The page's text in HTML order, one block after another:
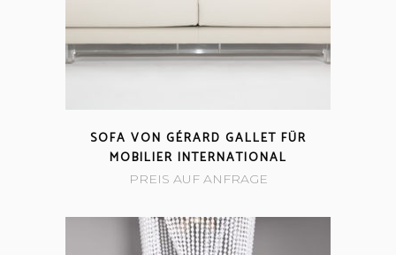
SOFA VON GÉRARD GALLET FÜR
MOBILIER INTERNATIONAL
PREIS AUF ANFRAGE